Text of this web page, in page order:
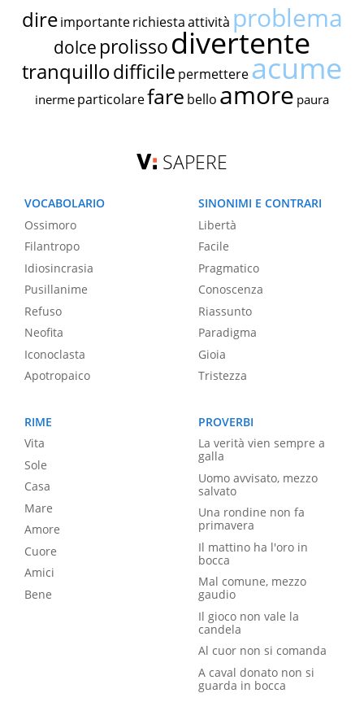
dire importante richiestaattività problema
dolce prolissodivertente
tranquillodifficile permettereacume
inerme particolarefare bello amore paura
SAPERE
VOCABOLARIO
Ossimoro
Filantropo
Idiosincrasia
Pusillanime
Refuso
Neofita
Iconoclasta
Apotropaico
SINONIMI E CONTRARI
Libertà
Facile
Pragmatico
Conoscenza
Riassunto
Paradigma
Gioia
Tristezza
RIME
Vita
Sole
Casa
Mare
Amore
Cuore
Amici
Bene
PROVERBI
La verità vien sempre a
galla
Uomo avvisato, mezzo
salvato
Una rondine non fa
primavera
Il mattino ha l'oro in
bocca
Mal comune, mezzo
gaudio
Il gioco non vale la
candela
Al cuor non si comanda
A caval donato non si
guarda in bocca